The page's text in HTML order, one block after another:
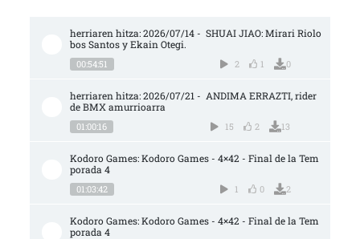
herriaren hitza: 2026/07/14 -  SHUAI JIAO: Mirari Riolo
bos Santos y Ekain Otegi.
00:54:51 2 1 0
herriaren hitza: 2026/07/21 -  ANDIMA ERRAZTI, rider
de BMX amurrioarra
01:00:16 15 2 13
Kodoro Games: Kodoro Games - 4×42 - Final de la Tem
porada 4
01:03:42 1 0 2
Kodoro Games: Kodoro Games - 4×42 - Final de la Tem
porada 4